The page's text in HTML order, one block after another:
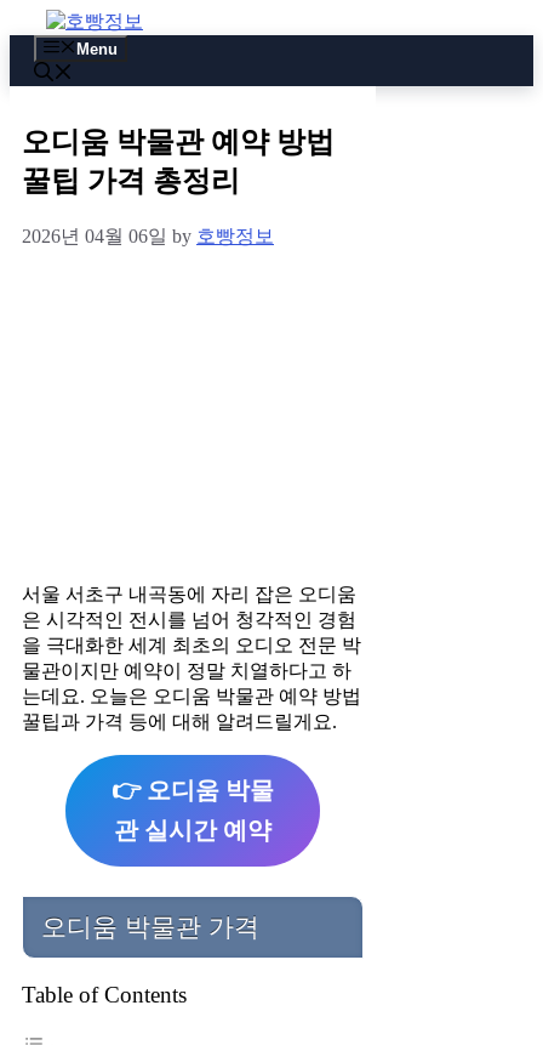
to
content
Menu
오디움 박물관 예약 방법
꿀팁 가격 총정리
2026년 04월 06일 by 호빵정보
서울 서초구 내곡동에 자리 잡은 오디움
은 시각적인 전시를 넘어 청각적인 경험
을 극대화한 세계 최초의 오디오 전문 박
물관이지만 예약이 정말 치열하다고 하
는데요. 오늘은 오디움 박물관 예약 방법
꿀팁과 가격 등에 대해 알려드릴게요.
👉 오디움 박물
관 실시간 예약
오디움 박물관 가격
Table of Contents